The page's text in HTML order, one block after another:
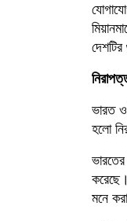
ভারত ও
হলো
মনে